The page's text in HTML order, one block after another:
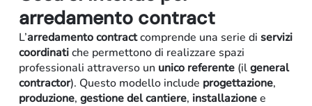
arredamento contract
L’arredamento contractcomprende una serie di servizi
coordinatiche permettono di realizzare spazi
professionali attraverso un unico referente (ilgeneral
contractor). Questo modello include progettazione,
produzione, gestionedel cantiere, installazionee